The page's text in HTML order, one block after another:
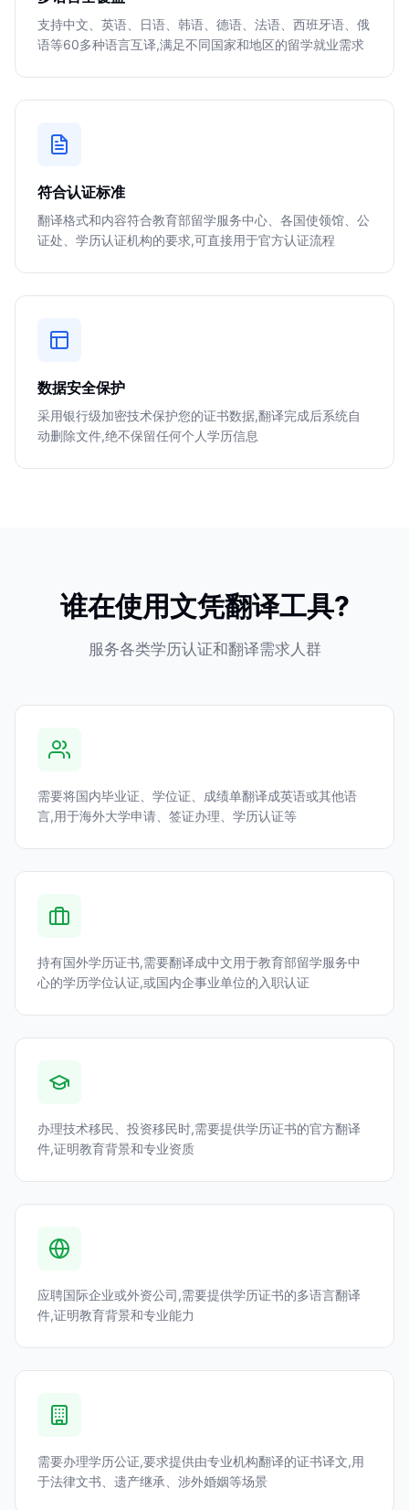
支持中文、英语、日语、韩语、德语、法语、西班牙语、俄
语等60多种语言互译,满足不同国家和地区的留学就业需求
符合认证标准
翻译格式和内容符合教育部留学服务中心、各国使领馆、公
证处、学历认证机构的要求,可直接用于官方认证流程
数据安全保护
采用银行级加密技术保护您的证书数据,翻译完成后系统自
动删除文件,绝不保留任何个人学历信息
谁在使用文凭翻译工具?
服务各类学历认证和翻译需求人群
需要将国内毕业证、学位证、成绩单翻译成英语或其他语
言,用于海外大学申请、签证办理、学历认证等
持有国外学历证书,需要翻译成中文用于教育部留学服务中
心的学历学位认证,或国内企事业单位的入职认证
办理技术移民、投资移民时,需要提供学历证书的官方翻译
件,证明教育背景和专业资质
应聘国际企业或外资公司,需要提供学历证书的多语言翻译
件,证明教育背景和专业能力
需要办理学历公证,要求提供由专业机构翻译的证书译文,用
于法律文书、遗产继承、涉外婚姻等场景